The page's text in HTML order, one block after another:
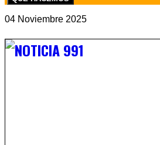
04 Noviembre 2025